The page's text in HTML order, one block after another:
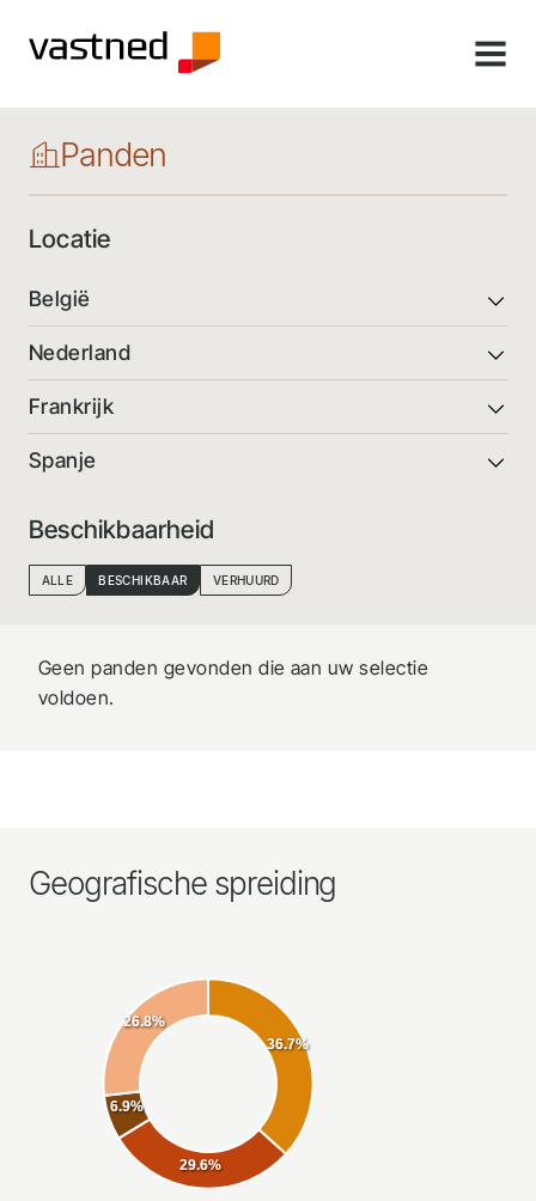
MENU
Panden
Locatie
België
Nederland
Frankrijk
Spanje
Beschikbaarheid
ALLE BESCHIKBAAR VERHUURD
Geen panden gevonden die aan uw selectie
voldoen.
Geografische spreiding
36.7%
29.6%
6.9%
26.8%